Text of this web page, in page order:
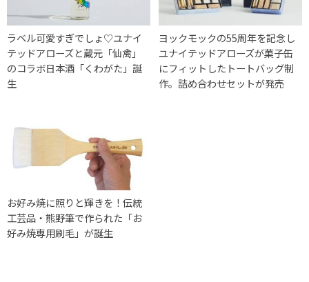
ラベル可愛すぎでしょ♡ユナイ
テッドアローズと蔵元「仙禽」
のコラボ日本酒「くわがた」誕
生
ヨックモックの55周年を記念し
ユナイテッドアローズが菓子缶
にフィットしたトートバッグ制
作。詰め合わせセットが発売
お好み焼に照りと輝きを！伝統
工芸品・熊野筆で作られた「お
好み焼専用刷毛」が誕生